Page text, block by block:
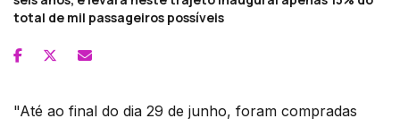
total de mil passageiros possíveis
"Até ao final do dia 29 de junho, foram compradas